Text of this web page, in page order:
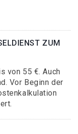
ZUM
von 55 €. Auch
Vor Beginn der